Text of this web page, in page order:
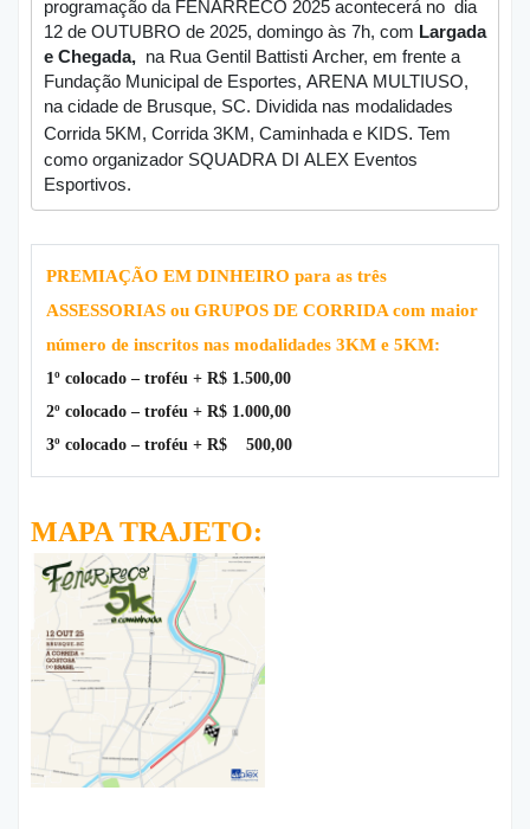
programação da FENARRECO 2025 acontecerá no dia
12 de OUTUBRO de 2025, domingo às 7h, com Largada
e Chegada, na Rua Gentil Battisti Archer, em frente a
Fundação Municipal de Esportes, ARENA MULTIUSO,
na cidade de Brusque, SC. Dividida nas modalidades
Corrida 5KM, Corrida 3KM, Caminhada e KIDS. Tem
como organizador SQUADRA DI ALEX Eventos
Esportivos.
PREMIAÇÃO EM DINHEIRO para as três
ASSESSORIAS ou GRUPOS DE CORRIDA com maior
número de inscritos nas modalidades 3KM e 5KM:
1º colocado – troféu + R$ 1.500,00
2º colocado – troféu + R$ 1.000,00
3º colocado – troféu + R$ 500,00
MAPA TRAJETO: